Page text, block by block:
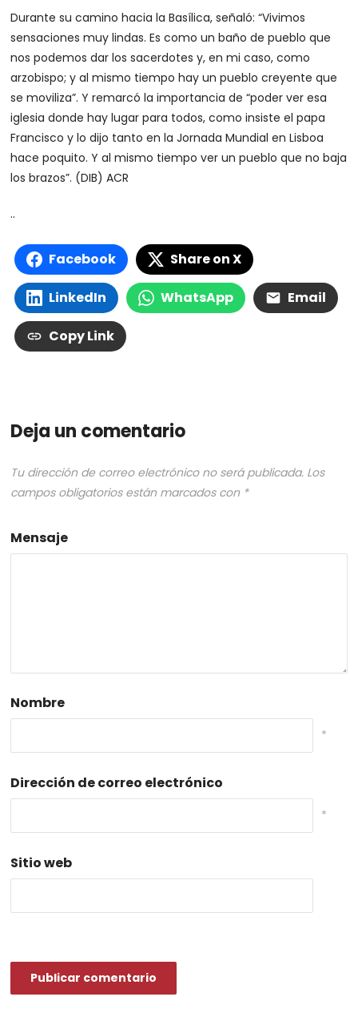
Durante su camino hacia la Basílica, señaló: “Vivimos
sensaciones muy lindas. Es como un baño de pueblo que
nos podemos dar los sacerdotes y, en mi caso, como
arzobispo; y al mismo tiempo hay un pueblo creyente que
se moviliza”. Y remarcó la importancia de “poder ver esa
iglesia donde hay lugar para todos, como insiste el papa
Francisco y lo dijo tanto en la Jornada Mundial en Lisboa
hace poquito. Y al mismo tiempo ver un pueblo que no baja
los brazos”. (DIB) ACR
..
Facebook Share on X
LinkedIn WhatsApp Email
Copy Link
Deja un comentario
Tu dirección de correo electrónico no será publicada. Los
campos obligatorios están marcados con *
Mensaje
Nombre
*
Dirección de correo electrónico
*
Sitio web